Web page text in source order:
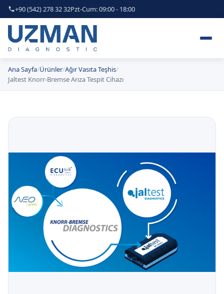
+90 (542) 278 32 32Pzt-Cum: 09:00 - 18:00
Ana Sayfa Ürünler Ağır Vasıta Teşhis
Jaltest Knorr-Bremse Arıza Tespit Cihazı